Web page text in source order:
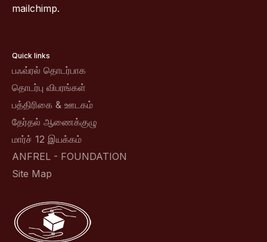
mailchimp.
Quick links
பஃவ்ரல் தொடர்பாக
தொடர்பு விபரங்கள்
பத்திரிகை & ஊடகம்
தேர்தல் ஆணைக்குழு
மார்ச் 12 இயக்கம்
ANFREL - FOUNDATION
Site Map